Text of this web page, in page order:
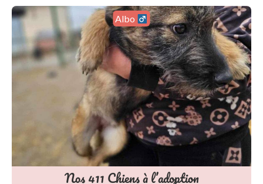
Crok
Nos411 Chiens à l’adoption